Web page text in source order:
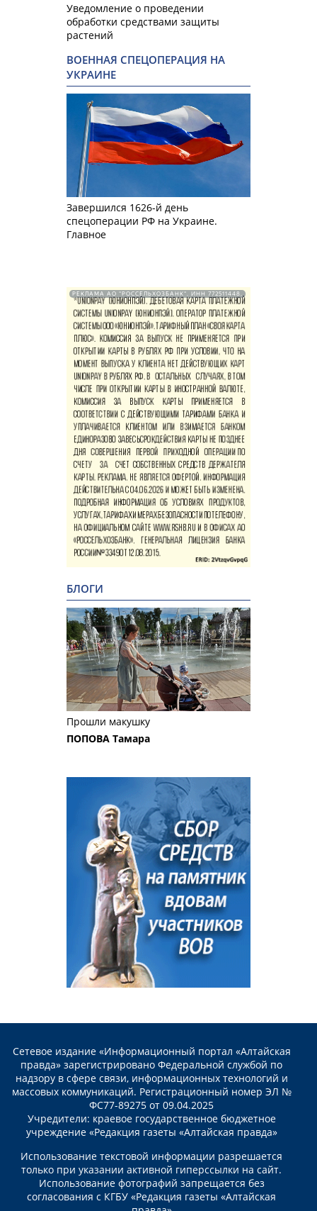
Уведомление о проведении
обработки средствами защиты
растений
ВОЕННАЯ СПЕЦОПЕРАЦИЯ НА
УКРАИНЕ
Завершился 1626-й день
спецоперации РФ на Украине.
Главное
РЕКЛАМА АО "РОССЕЛЬХОЗБАНК". ИНН 772511448.
БЛОГИ
Прошли макушку
ПОПОВА Тамара
Сетевое издание «Информационный портал «Алтайская
правда» зарегистрировано Федеральной службой по
надзору в сфере связи, информационных технологий и
массовых коммуникаций. Регистрационный номер ЭЛ №
ФС77-89275 от 09.04.2025
Учредители: краевое государственное бюджетное
учреждение «Редакция газеты «Алтайская правда»
Использование текстовой информации разрешается
только при указании активной гиперссылки на сайт.
Использование фотографий запрещается без
согласования с КГБУ «Редакция газеты «Алтайская